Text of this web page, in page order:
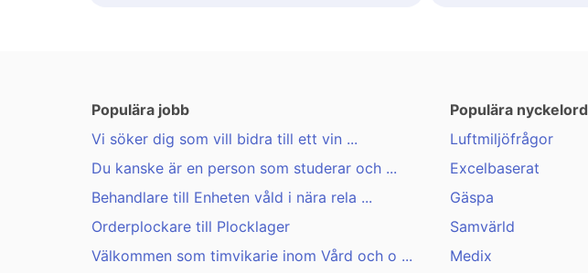
Populära jobb
Vi söker dig som vill bidra till ett vin ...
Du kanske är en person som studerar och ...
Behandlare till Enheten våld i nära rela ...
Orderplockare till Plocklager
Välkommen som timvikarie inom Vård och o ...
Populära nyckelord
Luftmiljöfrågor
Excelbaserat
Gäspa
Samvärld
Medix